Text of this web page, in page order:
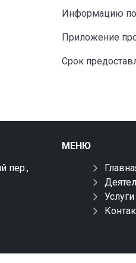
Информацию по
Приложение
Срок
пер.,
МЕНЮ
Услуги